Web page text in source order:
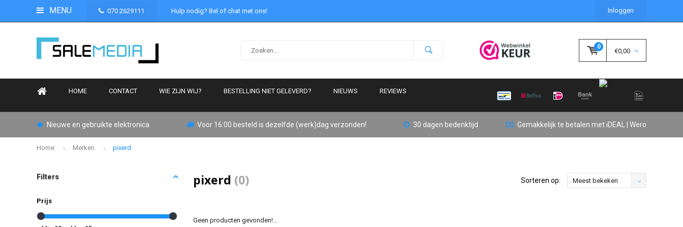
MENU 070 2629111 Hulp nodig? Bel of chat met ons! Inloggen
0
€0,00
HOME CONTACT WIE ZIJN WIJ? BESTELLING NIET GELEVERD? NIEUWS REVIEWS
Nieuwe en gebruikte elektronica Voor 16:00 besteld is dezelfde (werk)dag verzonden! 30 dagen bedenktijd Gemakkelijk te betalen met iDEAL | Wero
Home Merken pixerd
Filters
Prijs
pixerd (0) Sorteren op: Meest bekeken
Geen producten gevonden!...